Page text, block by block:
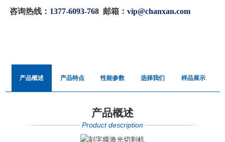
咨询热线： 1377-6093-768 邮箱：vip@chanxan.com
产品概述 产品特点 性能参数 选择我们 样品展示
产品概述
Product description